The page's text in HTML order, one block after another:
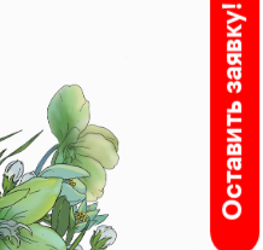
Оставить заявку!